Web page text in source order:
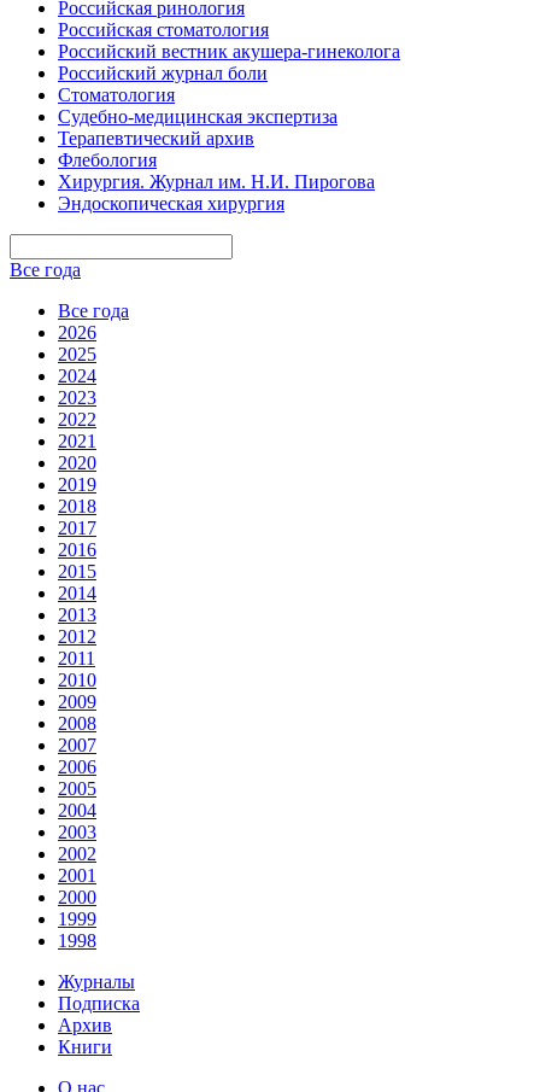
Российская ринология
Российская стоматология
Российский вестник акушера-гинеколога
Российский журнал боли
Стоматология
Судебно-медицинская экспертиза
Терапевтический архив
Флебология
Хирургия. Журнал им. Н.И. Пирогова
Эндоскопическая хирургия
Все года
Все года
2026
2025
2024
2023
2022
2021
2020
2019
2018
2017
2016
2015
2014
2013
2012
2011
2010
2009
2008
2007
2006
2005
2004
2003
2002
2001
2000
1999
1998
Журналы
Подписка
Архив
Книги
О нас